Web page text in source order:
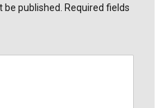
published. Required fields